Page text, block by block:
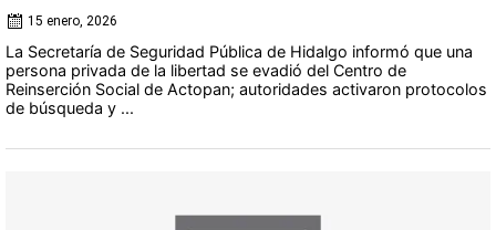
15 enero, 2026
La Secretaría de Seguridad Pública de Hidalgo informó que una
persona privada de la libertad se evadió del Centro de
Reinserción Social de Actopan; autoridades activaron protocolos
de búsqueda y ...